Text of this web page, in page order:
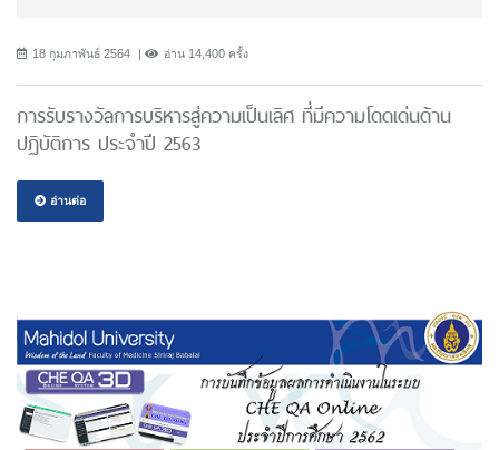
18 กุมภาพันธ์ 2564 อ่าน 14,400 ครั้ง
การรับรางวัลการบริหารสู่ความเป็นเลิศ ที่มีความโดดเด่นด้าน
ปฏิบัติการ ประจำปี 2563
อ่านต่อ